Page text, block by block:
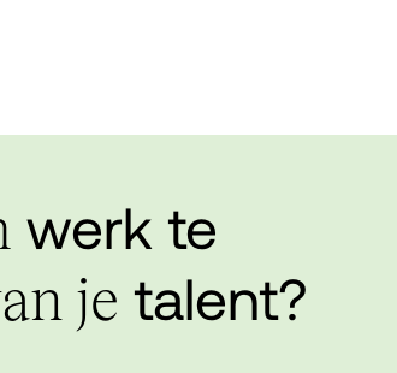
werk te
je talent?